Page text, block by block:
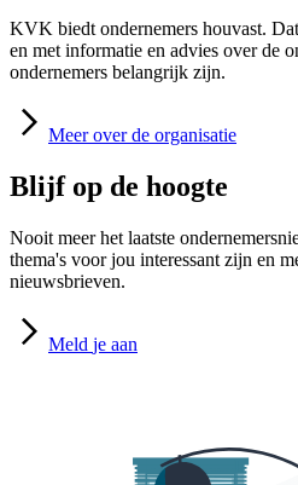
KVK biedt ondernemers houvast.
en met informatie en advies over de
ondernemers belangrijk zijn.
Meer over de organisatie
Blijf op de hoogte
Nooit meer het laatste
thema's voor jou interessant zijn en
nieuwsbrieven.
Meld je aan